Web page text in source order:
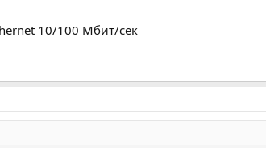
10/100 Мбит/сек